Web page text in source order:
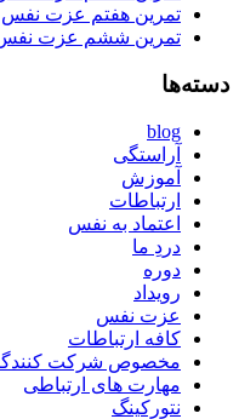
تمرین هفتم عزت نفس
تمرین ششم عزت
دسته‌ها
blog
آراستگی
آموزش
ارتباطات
اعتماد به نفس
دردِ ما
دوره
رویداد
عزت نفس
کافه ارتباطات
مخصوص شرکت
مهارت های ارتباطی
نتورکینگ